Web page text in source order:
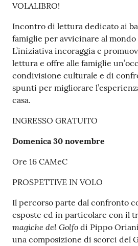
VOLALIBRO!
Incontro di lettura dedicato ai
famiglie per avvicinare al
L’iniziativa incoraggia e
lettura e offre alle famiglie
condivisione culturale e di
spunti per migliorare
casa.
INGRESSO GRATUITO
Domenica 30 novembre
Ore 16 CAMeC
PROSPETTIVE IN VOLO
Il percorso parte dal confronto
esposte ed in particolare con il
magiche del Golfo di Pippo
una composizione di scorci del